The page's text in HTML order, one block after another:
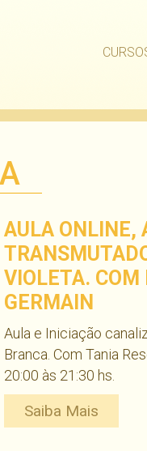
AULA ONLINE,
VIOLETA. COM
GERMAIN
Aula e Iniciação
Branca. Com Tania
20:00 às 21:30 hs.
Saiba Mais